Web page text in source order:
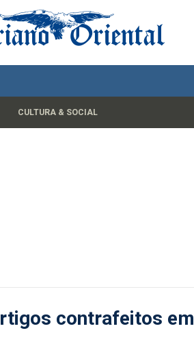
CULTURA & SOCIAL
contrafeitos em